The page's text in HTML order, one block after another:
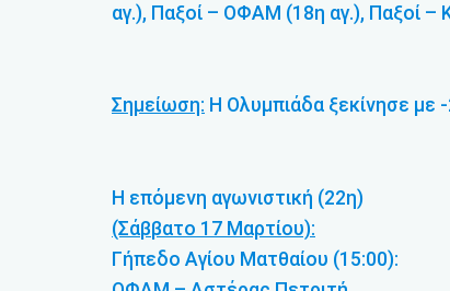
αγ.), Παξοί – ΟΦΑΜ (18η αγ.), Παξοί –
Σημείωση: Η Ολυμπιάδα ξεκίνησε με
Η επόμενη αγωνιστική (22η)
(Σάββατο 17 Μαρτίου):
Γήπεδο Αγίου Ματθαίου (15:00):